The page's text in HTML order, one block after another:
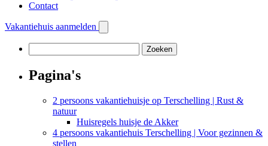
Contact
Vakantiehuis aanmelden
naar:
Pagina's
2 persoons vakantiehuisje op Terschelling | Rust &
natuur
Huisregels huisje de Akker
4 persoons vakantiehuis Terschelling | Voor gezinnen &
stellen